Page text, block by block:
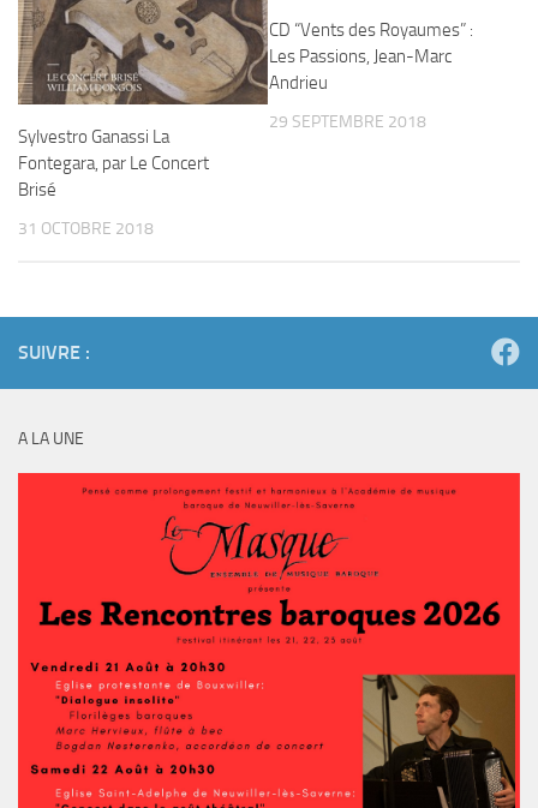
Sylvestro Ganassi La
Fontegara, par Le Concert
Brisé
31 OCTOBRE 2018
CD “Vents des Royaumes” :
Les Passions, Jean-Marc
Andrieu
29 SEPTEMBRE 2018
SUIVRE :
A LA UNE